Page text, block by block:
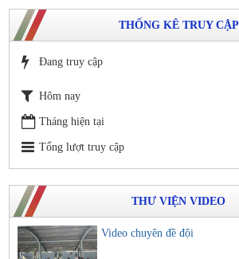
THỐNG KÊ TRUY CẬP
Đang truy cập
Hôm nay
Tháng hiện tại
Tổng lượt truy cập
THƯ VIỆN VIDEO
Video chuyên đề đội